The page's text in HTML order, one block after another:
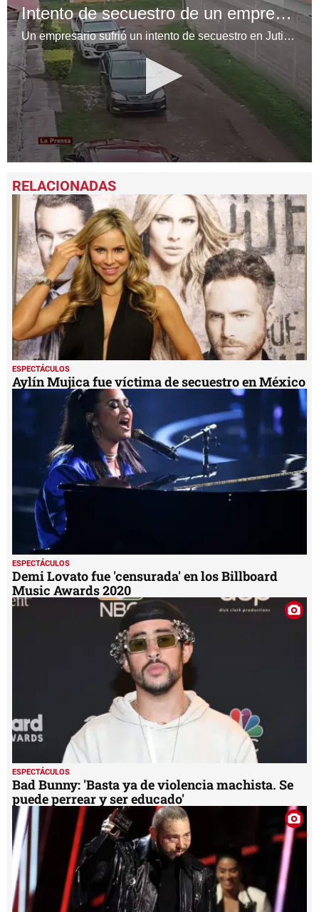
Intento de secuestro de un empresario en Olancho, Honduras
Un empresario sufrió un intento de secuestro en Juticalpa, Olancho. Uno de los sospechosos fue hallado muerto.
seconds
of
minutes,
seconds
ESPECTÁCULOS
Aylín Mujica fue víctima de secuestro en México
ESPECTÁCULOS
Demi Lovato fue 'censurada' en los Billboard
Music Awards 2020
ESPECTÁCULOS
Bad Bunny: 'Basta ya de violencia machista. Se
puede perrear y ser educado'